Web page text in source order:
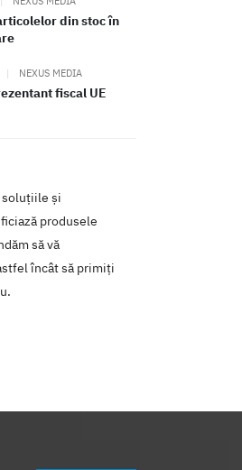
din stoc în
| NEXUS MEDIA
fiscal UE
și
produsele
să vă
încât să primiți